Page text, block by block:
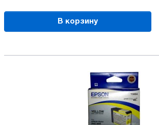
В корзину